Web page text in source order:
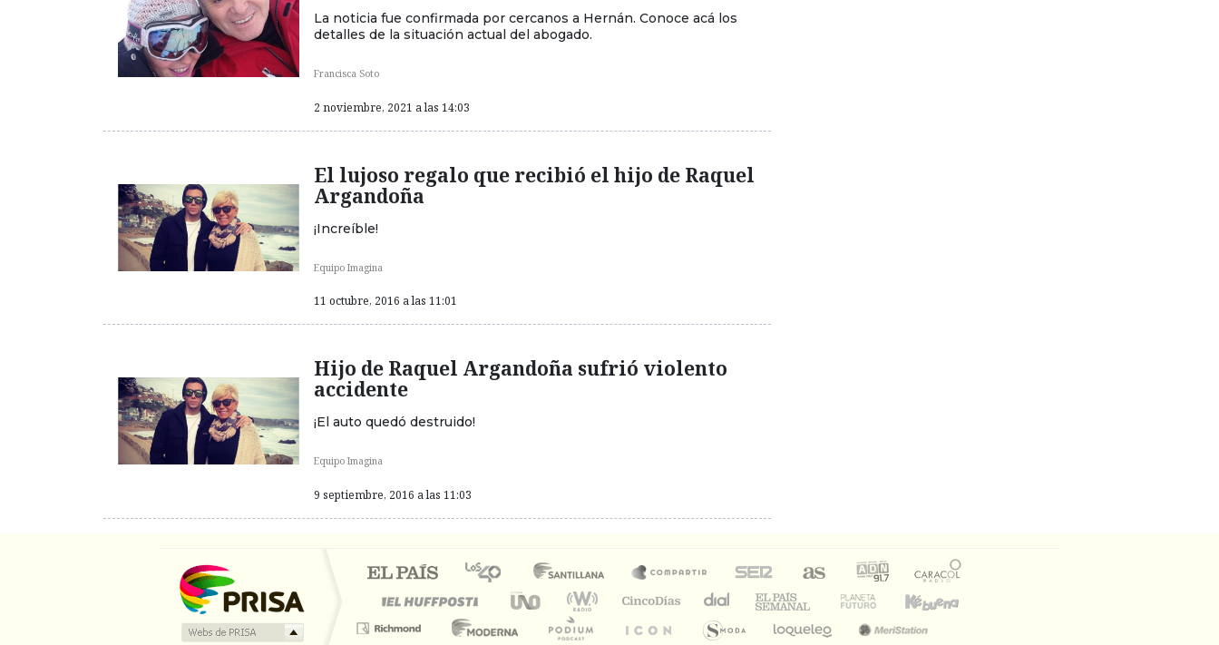
La noticia fue confirmada por cercanos a Hernán. Conoce acá los
detalles de la situación actual del abogado.
Francisca Soto
2 noviembre, 2021 a las 14:03
El lujoso regalo que recibió el hijo de Raquel
Argandoña
¡Increíble!
Equipo Imagina
11 octubre, 2016 a las 11:01
Hijo de Raquel Argandoña sufrió violento
accidente
¡El auto quedó destruido!
Equipo Imagina
9 septiembre, 2016 a las 11:03